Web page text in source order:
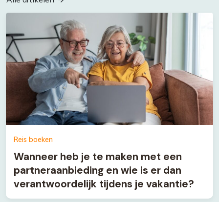
Reis boeken
Wanneer heb je te maken met een
partneraanbieding en wie is er dan
verantwoordelijk tijdens je vakantie?